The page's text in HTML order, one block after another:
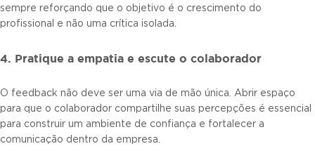
sempre reforçando que o objetivo é o crescimento do
profissional e não uma crítica isolada.
4. Pratique a empatia e escute o colaborador
O feedback não deve ser uma via de mão única. Abrir espaço
para que o colaborador compartilhe suas percepções é essencial
para construir um ambiente de confiança e fortalecer a
comunicação dentro da empresa.